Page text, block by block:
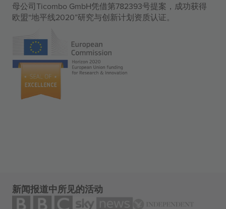
母公司Ticombo GmbH凭借第782393号提案，成功获得
欧盟“地平线2020”研究与创新计划资质认证。
新闻报道中所见的活动